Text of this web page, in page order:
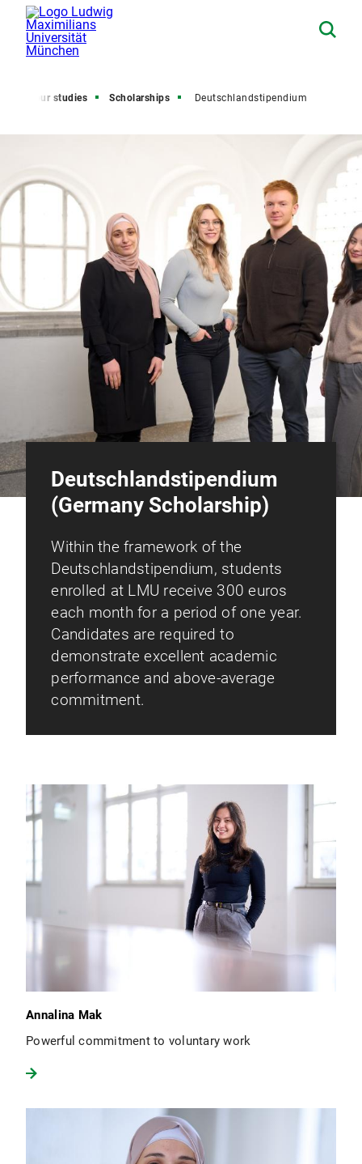
your studies Scholarships Deutschlandstipendium
Deutschlandstipendium
(Germany Scholarship)
Within the framework of the
Deutschlandstipendium, students
enrolled at LMU receive 300 euros
each month for a period of one year.
Candidates are required to
demonstrate excellent academic
performance and above-average
commitment.
Annalina Mak
Powerful commitment to voluntary work